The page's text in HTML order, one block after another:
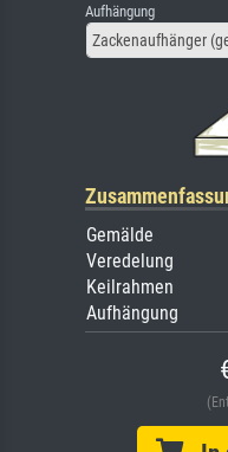
Aufhängung
Zackenaufhänger
Gemälde
Veredelung
Keilrahmen
Aufhängung